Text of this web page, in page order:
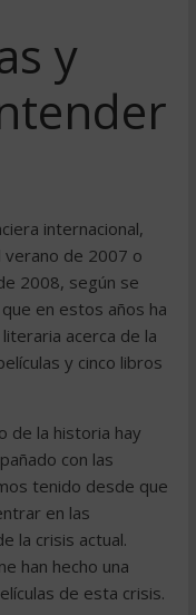
y
internacional,
verano de 2007 o
2008, según se
en estos años ha
acerca de la
y cinco libros
de la historia hay
con las
tenido desde que
en las
la crisis actual.
han hecho una
de esta crisis.